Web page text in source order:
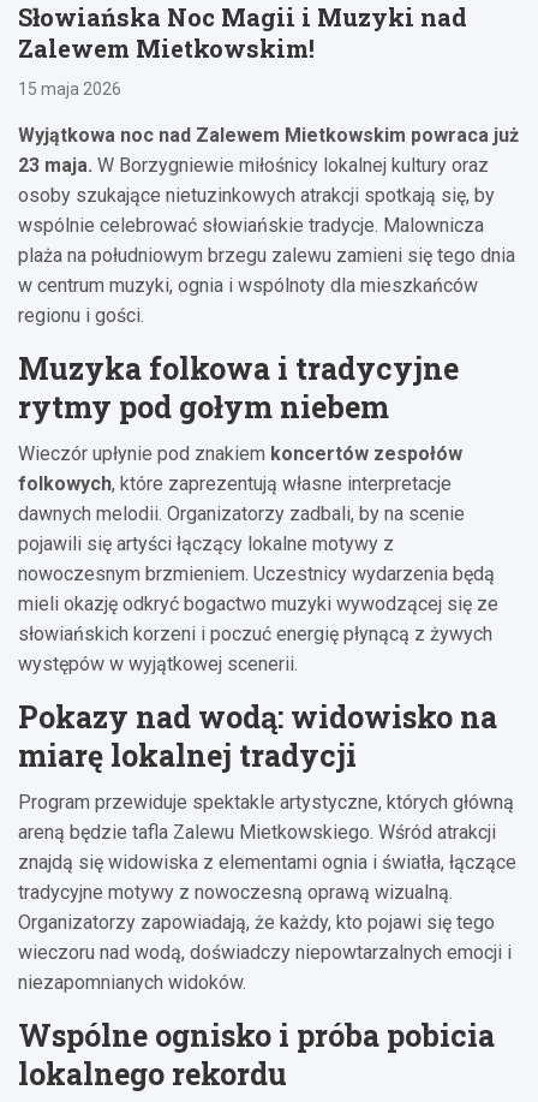
Słowiańska Noc Magii i Muzyki nad
Zalewem Mietkowskim!
15 maja 2026
Wyjątkowa noc nad Zalewem Mietkowskim powraca już
23 maja. W Borzygniewie miłośnicy lokalnej kultury oraz
osoby szukające nietuzinkowych atrakcji spotkają się, by
wspólnie celebrować słowiańskie tradycje. Malownicza
plaża na południowym brzegu zalewu zamieni się tego dnia
w centrum muzyki, ognia i wspólnoty dla mieszkańców
regionu i gości.
Muzyka folkowa i tradycyjne
rytmy pod gołym niebem
Wieczór upłynie pod znakiem koncertów zespołów
folkowych, które zaprezentują własne interpretacje
dawnych melodii. Organizatorzy zadbali, by na scenie
pojawili się artyści łączący lokalne motywy z
nowoczesnym brzmieniem. Uczestnicy wydarzenia będą
mieli okazję odkryć bogactwo muzyki wywodzącej się ze
słowiańskich korzeni i poczuć energię płynącą z żywych
występów w wyjątkowej scenerii.
Pokazy nad wodą: widowisko na
miarę lokalnej tradycji
Program przewiduje spektakle artystyczne, których główną
areną będzie tafla Zalewu Mietkowskiego. Wśród atrakcji
znajdą się widowiska z elementami ognia i światła, łączące
tradycyjne motywy z nowoczesną oprawą wizualną.
Organizatorzy zapowiadają, że każdy, kto pojawi się tego
wieczoru nad wodą, doświadczy niepowtarzalnych emocji i
niezapomnianych widoków.
Wspólne ognisko i próba pobicia
lokalnego rekordu